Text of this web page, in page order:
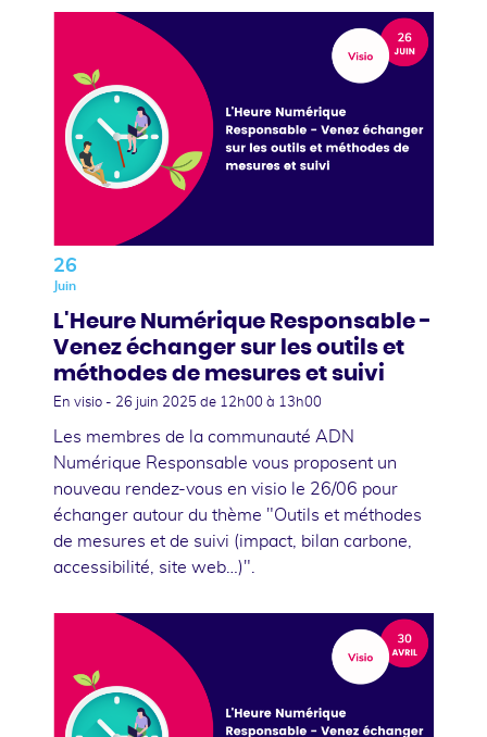
26
Juin
L'Heure Numérique Responsable -
Venez échanger sur les outils et
méthodes de mesures et suivi
En visio - 26 juin 2025 de 12h00 à 13h00
Les membres de la communauté ADN
Numérique Responsable vous proposent un
nouveau rendez-vous en visio le 26/06 pour
échanger autour du thème "Outils et méthodes
de mesures et de suivi (impact, bilan carbone,
accessibilité, site web…)".